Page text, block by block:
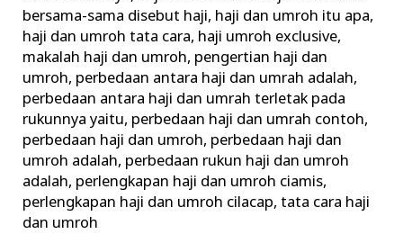
bersama-sama disebut haji, haji dan umroh itu apa,
haji dan umroh tata cara, haji umroh exclusive,
makalah haji dan umroh, pengertian haji dan
umroh, perbedaan antara haji dan umrah adalah,
perbedaan antara haji dan umrah terletak pada
rukunnya yaitu, perbedaan haji dan umrah contoh,
perbedaan haji dan umroh, perbedaan haji dan
umroh adalah, perbedaan rukun haji dan umroh
adalah, perlengkapan haji dan umroh ciamis,
perlengkapan haji dan umroh cilacap,tata cara haji
dan umroh